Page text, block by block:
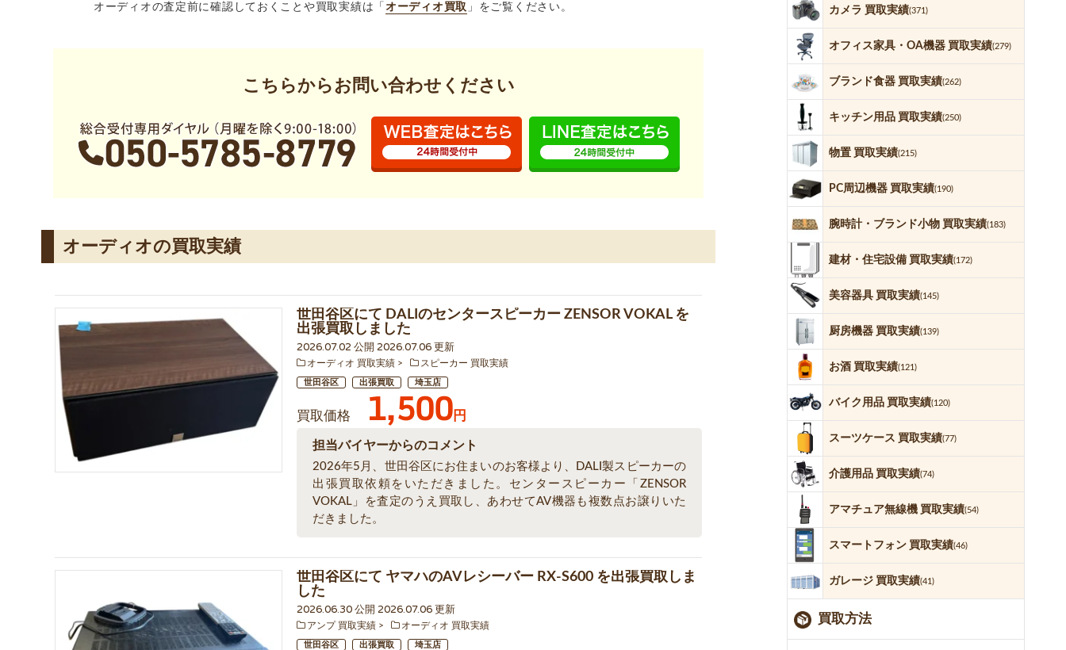
オーディオの査定前に確認しておくことや買取実績は「 オーディオ買取 」をご覧ください。
こちらからお問い合わせください
オーディオの買取実績
世田谷区にて DALIのセンタースピーカー ZENSOR VOKAL を
出張買取しました
2026.07.02 公開 2026.07.06 更新
オーディオ 買取実績 スピーカー 買取実績
世田谷区 出張買取 埼玉店
買取価格 1,500円
担当バイヤーからのコメント
2026年5月、世田谷区にお住まいのお客様より、DALI製スピーカーの
出張買取依頼をいただきました。センタースピーカー「ZENSOR
VOKAL」を査定のうえ買取し、あわせてAV機器も複数点お譲りいた
だきました。
世田谷区にて ヤマハのAVレシーバー RX-S600 を出張買取しま
した
2026.06.30 公開 2026.07.06 更新
アンプ 買取実績 オーディオ 買取実績
世田谷区 出張買取 埼玉店
カメラ 買取実績(371)
オフィス家具・OA機器 買取実績(279)
ブランド食器 買取実績(262)
キッチン用品 買取実績(250)
物置 買取実績(215)
PC周辺機器 買取実績(190)
腕時計・ブランド小物 買取実績(183)
建材・住宅設備 買取実績(172)
美容器具 買取実績(145)
厨房機器 買取実績(139)
お酒 買取実績(121)
バイク用品 買取実績(120)
スーツケース 買取実績(77)
介護用品 買取実績(74)
アマチュア無線機 買取実績(54)
スマートフォン 買取実績(46)
ガレージ 買取実績(41)
買取方法